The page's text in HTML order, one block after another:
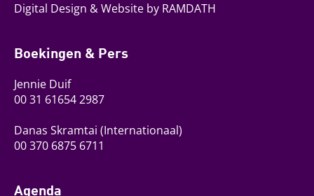
Digital Design & Website by RAMDATH
Boekingen & Pers
Jennie Duif
00 31 61654 2987
Danas Skramtai (Internationaal)
00 370 6875 6711
Agenda